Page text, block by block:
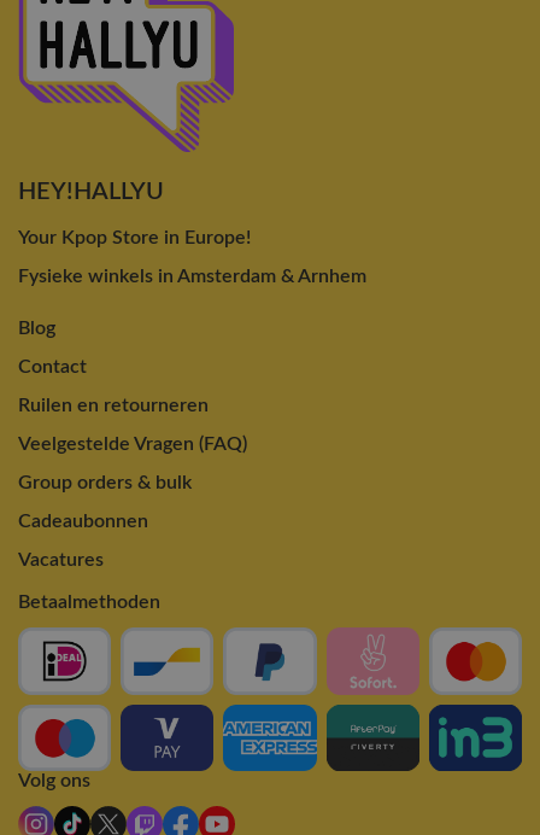
HEY!HALLYU
Your Kpop Store in Europe!
Fysieke winkels in Amsterdam & Arnhem
Blog
Contact
Ruilen en retourneren
Veelgestelde Vragen (FAQ)
Group orders & bulk
Cadeaubonnen
Vacatures
Betaalmethoden
Volg ons